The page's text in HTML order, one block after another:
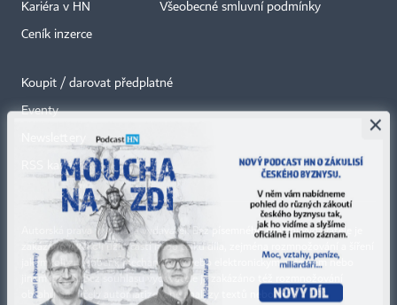
Kariéra v HN
Ceník inzerce
Všeobecné smluvní podmínky
Koupit / darovat předplatné
Eventy
RSS kanály
Autorská práva vykonává vydavatel. Bez písemného svolení vydavatele je
zakázáno jakékoli užití částí nebo celku díla, zejména rozmnožování a šíření
jakýmkoli způsobem, mechanickým nebo elektronickým, v českém nebo
jiném jazyce. Bez souhlasu vydavatele je zakázáno též rozmnožování
obsahu pro účely automatizované analýzy textů nebo dat
×